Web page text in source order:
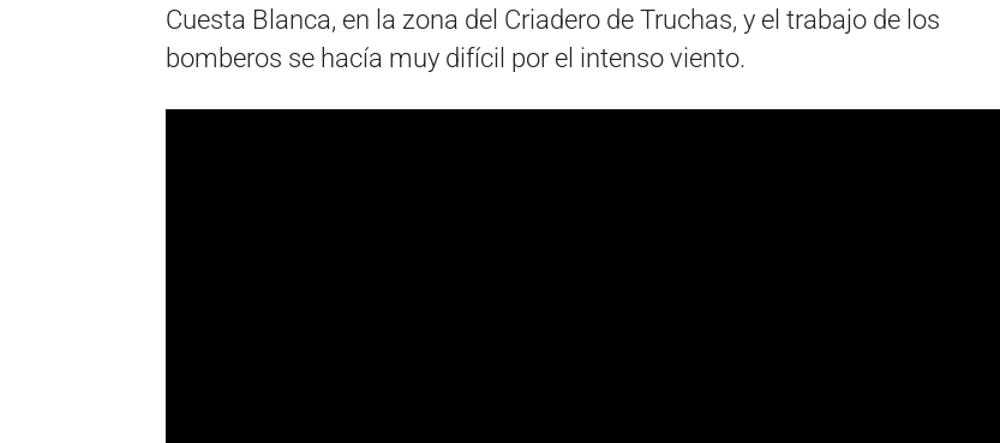
Cuesta Blanca, en la zona del Criadero de Truchas, y el trabajo de los
bomberos se hacía muy difícil por el intenso viento.